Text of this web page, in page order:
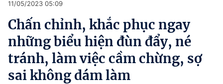
Tham vấn chính sách
Người dân góp ý
Doanh nghiệp hiến kế
11/05/2023 05:09
Chấn chỉnh, khắc phục ngay
những biểu hiện đùn đẩy, né
tránh, làm việc cầm chừng, sợ
sai không dám làm